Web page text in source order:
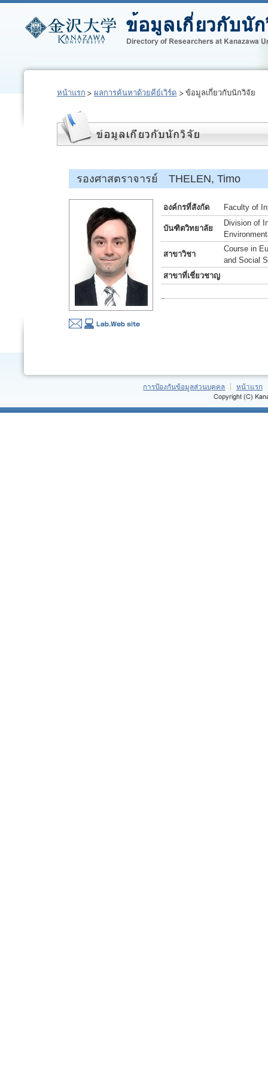
หน้าแรก ผลการค้นหาด้วยคีย์เวิร์ด ข้อมูลเกี่ยวกับนักวิจัย
รองศาสตราจารย์ THELEN, Timo
องค์กรที่สังกัด Faculty of
บันฑิตวิทยาลัย
Division of
สาขาวิชา
Course in
and Social
สาขาที่เชี่ยวชาญ
การป้องกันข้อมูลส่วนบุคคล หน้าแรก